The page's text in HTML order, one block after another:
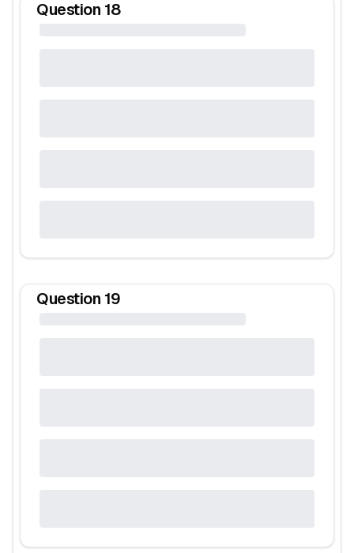
Question 18
Question 19